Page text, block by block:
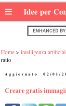
≡ Idee per
Home intelligenza
ratio
Aggiornato: 02/01/
Creare gratis